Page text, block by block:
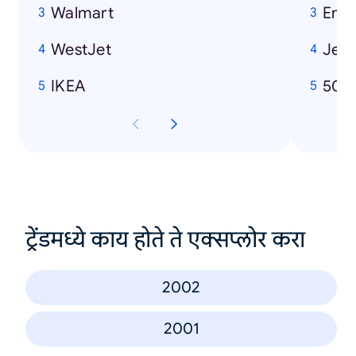
Walmart
WestJet
IKEA
50
ट्रेंडमध्ये काय होते ते एक्सप्लोर करा
2002
2001